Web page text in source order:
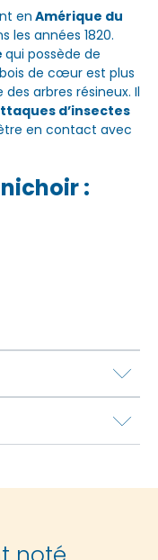
en Amérique du
les années 1820.
qui possède de
de cœur est plus
arbres résineux. Il
d’insectes
en contact avec
: